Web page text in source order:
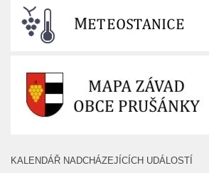
KALENDÁŘ NADCHÁZEJÍCÍCH UDÁLOSTÍ